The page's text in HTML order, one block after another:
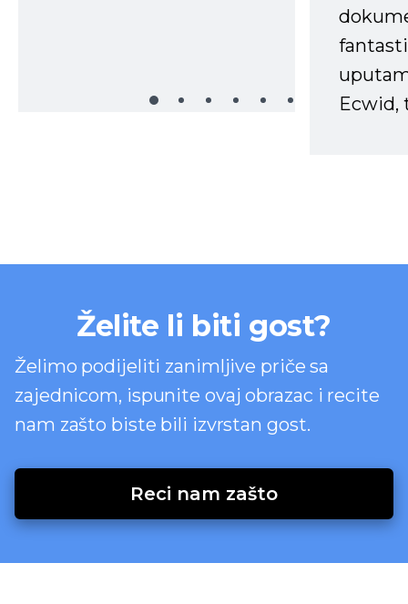
Ecwid,
Želite li biti gost?
Želimo podijeliti zanimljive priče sa
zajednicom, ispunite ovaj obrazac i recite
nam zašto biste bili izvrstan gost.
Reci nam zašto